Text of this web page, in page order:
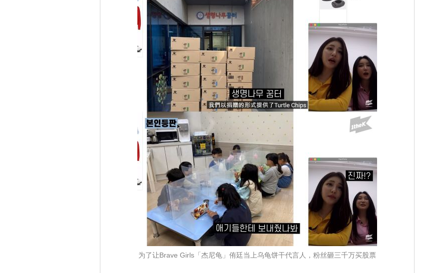
为了让Brave Girls「杰尼龟」侑廷当上乌龟饼干代言人，粉丝砸三千万买股票